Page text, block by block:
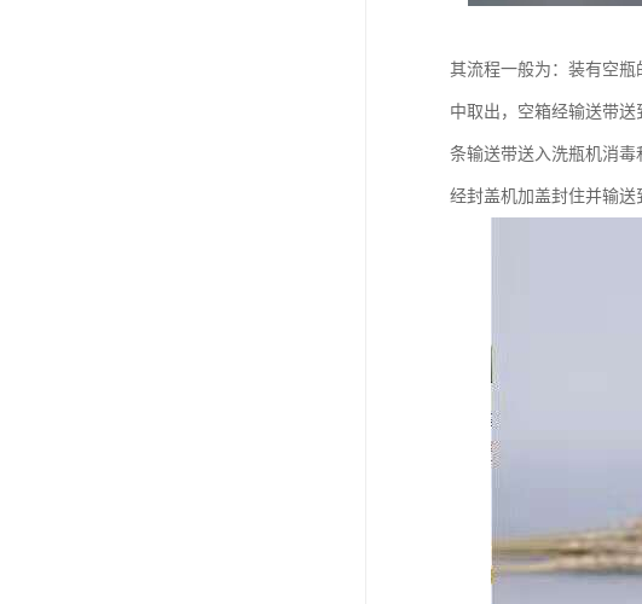
其流程一般为：装有空
中取出，空箱经输送带
条输送带送入洗瓶机消
经封盖机加盖封住并输